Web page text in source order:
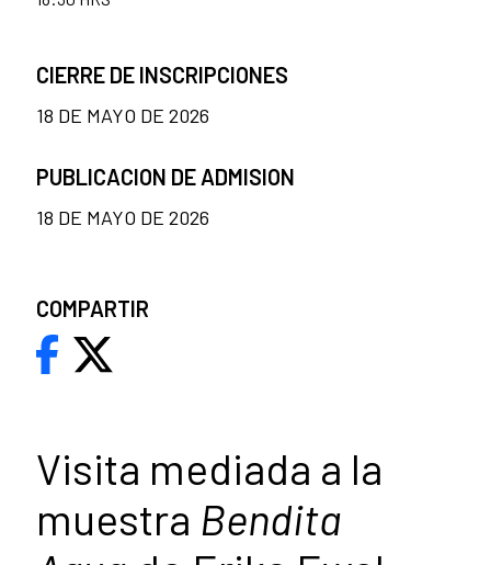
Visita mediada a la
muestra Bendita
CIERRE DE INSCRIPCIONES
18 DE MAYO DE 2026
PUBLICACION DE ADMISION
18 DE MAYO DE 2026
COMPARTIR